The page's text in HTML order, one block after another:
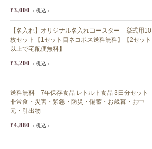
¥3,000 （税込）
【名入れ】オリジナル名入れコースター 挙式用10
枚セット【1セット目ネコポス送料無料】【2セット
以上で宅配便無料】
¥3,200 （税込）
送料無料 7年保存食品 レトルト食品 3日分セット
非常食・災害・緊急・防災・備蓄・お歳暮・お中
元・引出物
¥4,880 （税込）